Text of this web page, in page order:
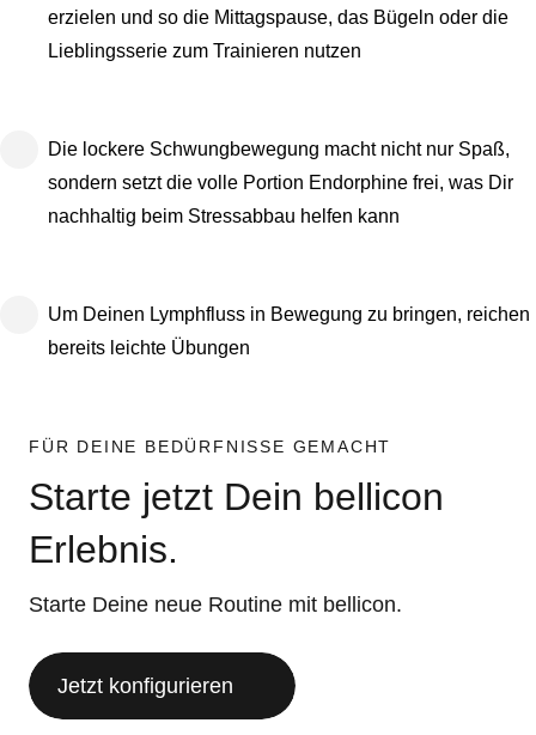
erzielen und so die Mittagspause, das Bügeln oder die
Lieblingsserie zum Trainieren nutzen
Die lockere Schwungbewegung macht nicht nur Spaß,
sondern setzt die volle Portion Endorphine frei, was Dir
nachhaltig beim Stressabbau helfen kann
Um Deinen Lymphfluss in Bewegung zu bringen, reichen
bereits leichte Übungen
FÜR DEINE BEDÜRFNISSE GEMACHT
Starte jetzt Dein bellicon
Erlebnis.
Starte Deine neue Routine mit bellicon.
Jetzt konfigurieren